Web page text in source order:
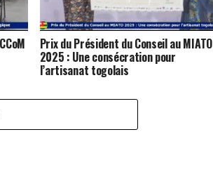
Prix du Président du Conseil au MIATO
2025 : Une consécration pour
l’artisanat togolais